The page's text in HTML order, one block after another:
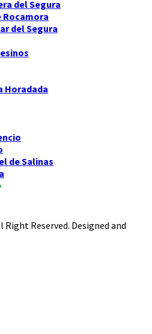
del Segura
Rocamora
del Segura
Horadada
de Salinas
Right Reserved. Designed and